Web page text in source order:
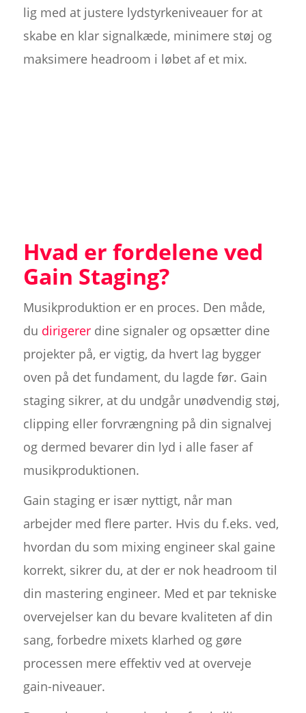
lig med at justere lydstyrkeniveauer for at
skabe en klar signalkæde, minimere støj og
maksimere headroom i løbet af et mix.
Hvad er fordelene ved
Gain Staging?
Musikproduktion er en proces. Den måde,
du dirigererdine signaler og opsætter dine
projekter på, er vigtig, da hvert lag bygger
oven på det fundament, du lagde før. Gain
staging sikrer, at du undgår unødvendig støj,
clipping eller forvrængning på din signalvej
og dermed bevarer din lyd i alle faser af
musikproduktionen.
Gain staging er især nyttigt, når man
arbejder med flere parter. Hvis du f.eks. ved,
hvordan du som mixing engineer skal gaine
korrekt, sikrer du, at der er nok headroom til
din mastering engineer. Med et par tekniske
overvejelser kan du bevare kvaliteten af din
sang, forbedre mixets klarhed og gøre
processen mere effektiv ved at overveje
gain-niveauer.